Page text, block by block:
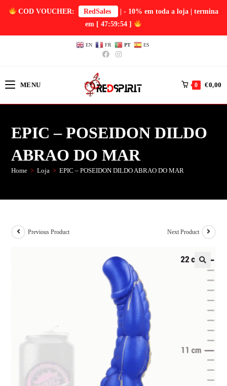
COD VOUCHER: RedSales
| - 10% em toda a loja | termina
em [ 47:59:54 ]
EN FR PT ES
MENU 0 €0,00
EPIC – POSEIDON DILDO
ABRAO DO MAR
Home > Loja > EPIC – POSEIDON DILDO ABRAO DO MAR
Previous Product Next Product